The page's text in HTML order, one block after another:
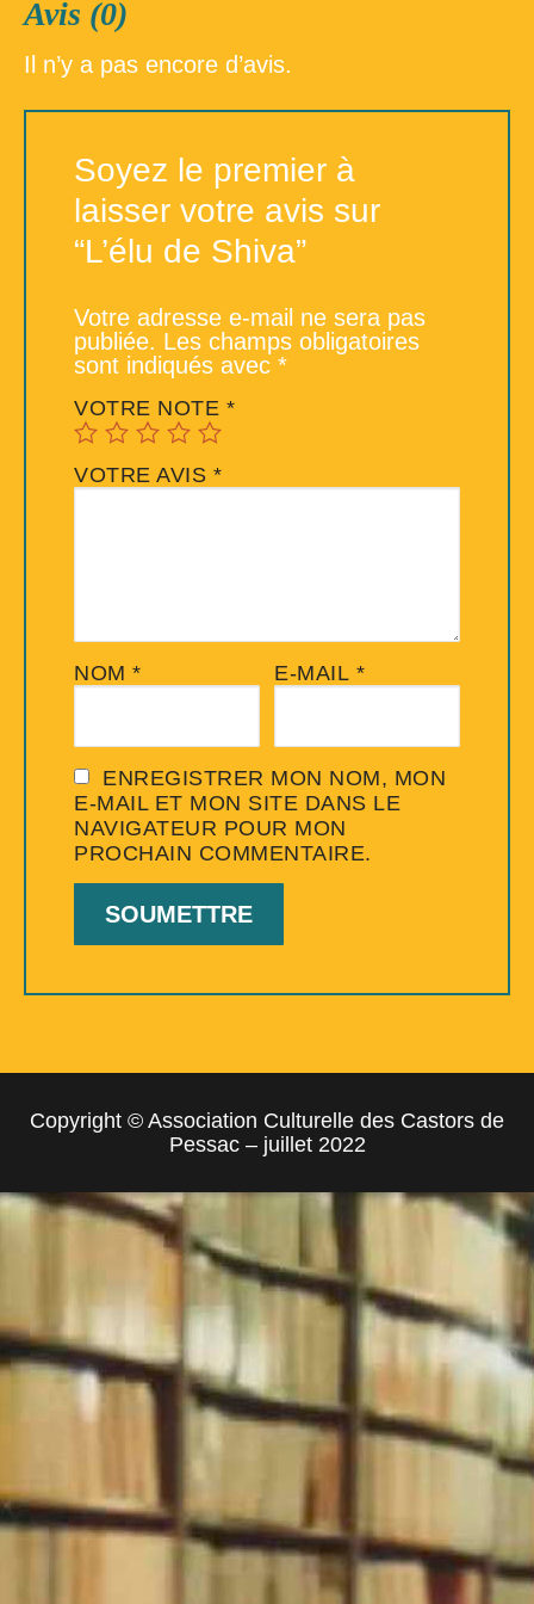
Avis (0)
Il n’y a pas encore d’avis.
Soyez le premier à
laisser votre avis sur
“L’élu de Shiva”
Votre adresse e-mail ne sera pas
publiée. Les champs obligatoires
sont indiqués avec *
VOTRE NOTE *
VOTRE AVIS *
NOM * E-MAIL *
ENREGISTRER MON NOM, MON
E-MAIL ET MON SITE DANS LE
NAVIGATEUR POUR MON
PROCHAIN COMMENTAIRE.
Copyright © Association Culturelle des Castors de
Pessac – juillet 2022